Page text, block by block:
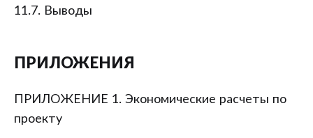
11.7. Выводы
ПРИЛОЖЕНИЯ
ПРИЛОЖЕНИЕ 1. Экономические расчеты по
проекту